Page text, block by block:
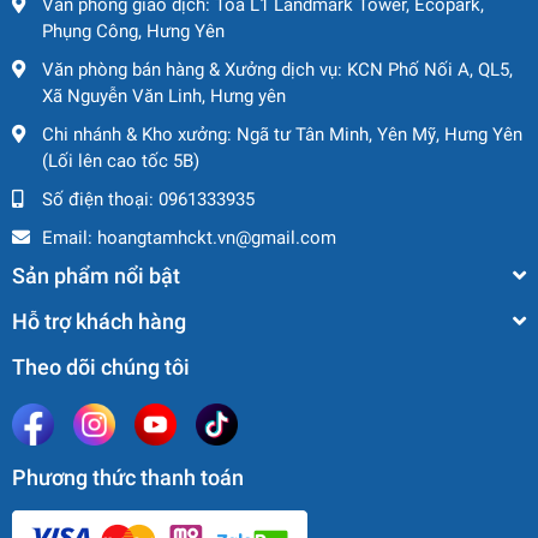
Boom Lift uy tín toàn quốc.
Xe nâng người Boomlift AICHI SR18A – 695929 (2006)
hiện đang đượcHoàng Tâm Group
hình thức: bán và cho thuê, phù hợp với nhiều loại hình
công trình và thời gian thi công khác nhau. Chúng tôi cam
kết:
Nhập khẩu chính hãng, tình trạng xe tốt, kiểm định
an toàn đầy đủ
Cho thuê ngắn hạn – dài hạn, giá hợp lý, linh hoạt
theo tiến độ
Bảo trì định kỳ, hỗ trợ kỹ thuật nhanh chóng 24/7
Giao xe toàn quốc, thủ tục nhanh gọn, chuyên
nghiệp.
Văn phòng giao dịch: Tòa L1 Landmark Tower, Ecopark,
Phụng Công, Hưng Yên
Văn phòng bán hàng & Xưởng dịch vụ: KCN Phố Nối A, QL5,
Xã Nguyễn Văn Linh, Hưng yên
Chi nhánh & Kho xưởng: Ngã tư Tân Minh, Yên Mỹ, Hưng Yên
(Lối lên cao tốc 5B)
Số điện thoại: 0961333935
Email: hoangtamhckt.vn@gmail.com
Sản phẩm nổi bật
Hỗ trợ khách hàng
Theo dõi chúng tôi
Phương thức thanh toán